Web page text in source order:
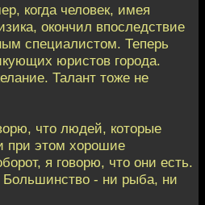
когда человек, имея
окончил впоследствие
специалистом. Теперь
юристов города.
Талант тоже не
что людей, которые
при этом хорошие
я говорю, что они есть.
- ни рыба, ни